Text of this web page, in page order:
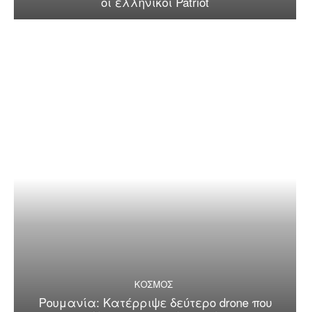
ΚΟΣΜΟΣ
Ρουμανία: Κατέρριψε δεύτερο drone που